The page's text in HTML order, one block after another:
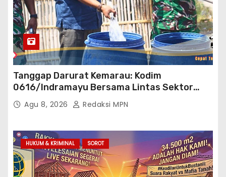
Tanggap Darurat Kemarau: Kodim
0616/Indramayu Bersama Lintas Sektor
Garap Bantuan Air Bersih Bertahap
Agu 8, 2026 Redaksi MPN
HUKUM & KRIMINAL SOROT